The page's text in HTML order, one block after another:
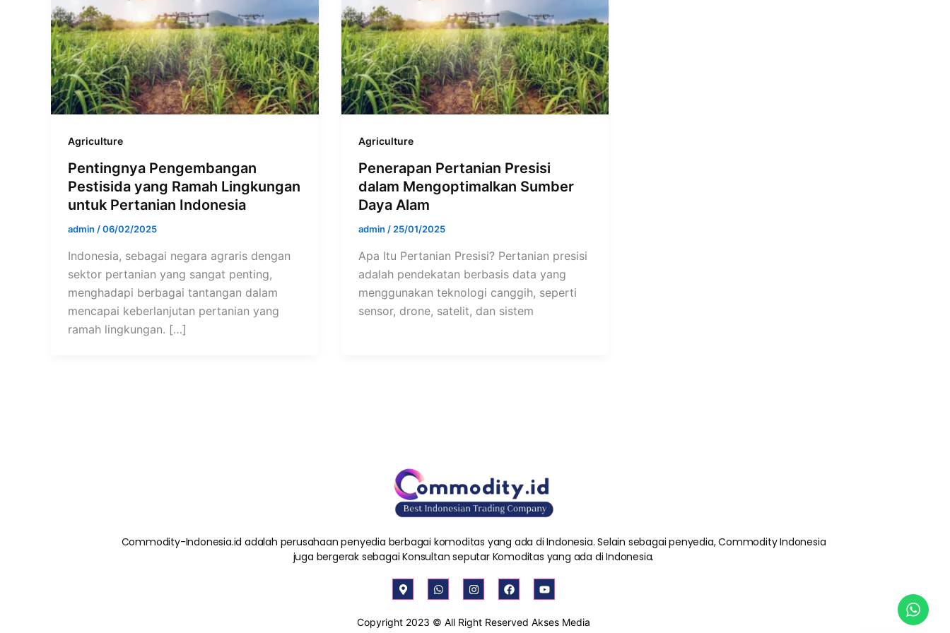
Agriculture
Pentingnya Pengembangan
Pestisida yang Ramah Lingkungan
untuk Pertanian Indonesia
admin /06/02/2025
Indonesia, sebagai negara agraris dengan
sektor pertanian yang sangat penting,
menghadapi berbagai tantangan dalam
mencapai keberlanjutan pertanian yang
ramah lingkungan. […]
Agriculture
Penerapan Pertanian Presisi
dalam Mengoptimalkan Sumber
Daya Alam
admin /25/01/2025
Apa Itu Pertanian Presisi? Pertanian presisi
adalah pendekatan berbasis data yang
menggunakan teknologi canggih, seperti
sensor, drone, satelit, dan sistem
Commodity-Indonesia.id adalah perusahaan penyedia berbagai komoditas yang ada di Indonesia. Selain sebagai penyedia, Commodity Indonesia
juga bergerak sebagai Konsultan seputar Komoditas yang ada di Indonesia.
M
a
p
m
W
h
a
t
s
I
n
s
t
a
F
a
c
b
Y
o
u
u
Copyright 2023 © All Right Reserved Akses Media